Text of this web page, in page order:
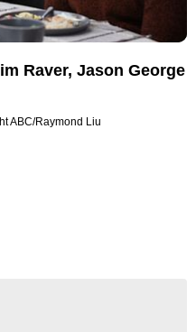
Raver, Jason George
ABC/Raymond Liu